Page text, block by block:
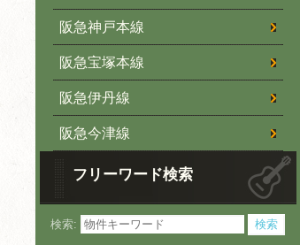
阪急神戸本線
阪急宝塚本線
阪急伊丹線
阪急今津線
フリーワード検索
検索: